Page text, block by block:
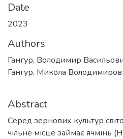
Date
2023
Authors
Гангур, Володимир
Гангур, Микола
Abstract
Серед зернових культур
чільне місце займає ячмінь